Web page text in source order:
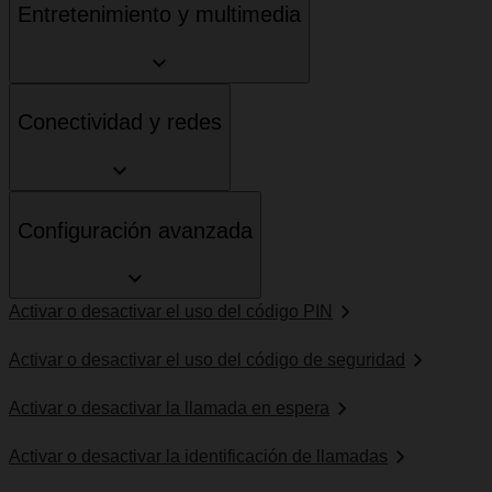
Entretenimiento y multimedia
Conectividad y redes
Configuración avanzada
Activar o desactivar el uso del código PIN
Activar o desactivar el uso del código de seguridad
Activar o desactivar la llamada en espera
Activar o desactivar la identificación de llamadas